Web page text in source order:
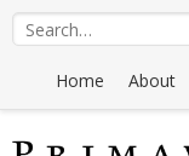
Home About